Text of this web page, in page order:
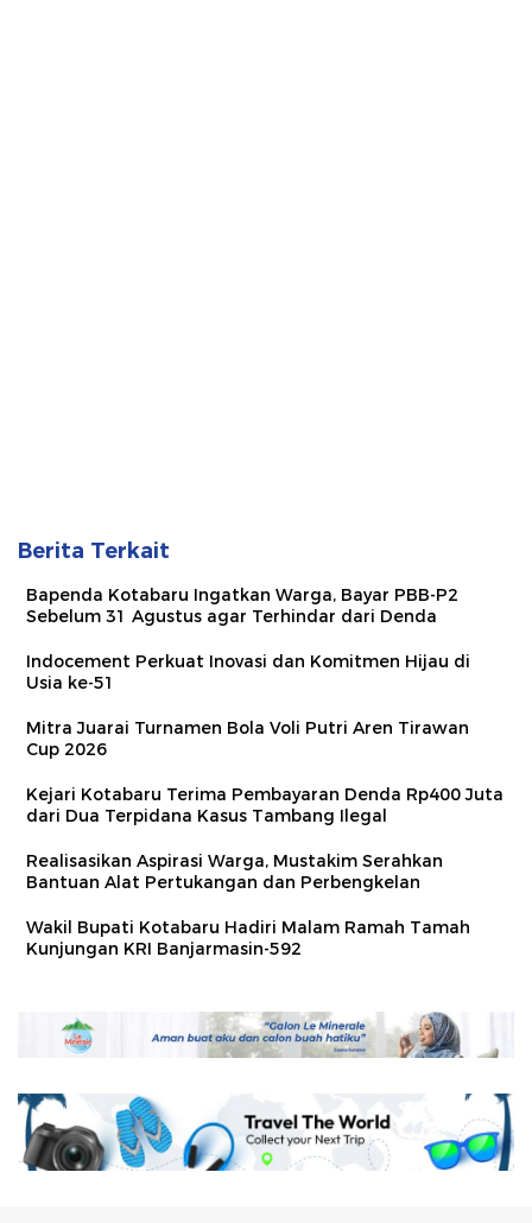
Berita Terkait
Bapenda Kotabaru Ingatkan Warga, Bayar PBB-P2
Sebelum 31 Agustus agar Terhindar dari Denda
Indocement Perkuat Inovasi dan Komitmen Hijau di
Usia ke-51
Mitra Juarai Turnamen Bola Voli Putri Aren Tirawan
Cup 2026
Kejari Kotabaru Terima Pembayaran Denda Rp400 Juta
dari Dua Terpidana Kasus Tambang Ilegal
Realisasikan Aspirasi Warga, Mustakim Serahkan
Bantuan Alat Pertukangan dan Perbengkelan
Wakil Bupati Kotabaru Hadiri Malam Ramah Tamah
Kunjungan KRI Banjarmasin-592